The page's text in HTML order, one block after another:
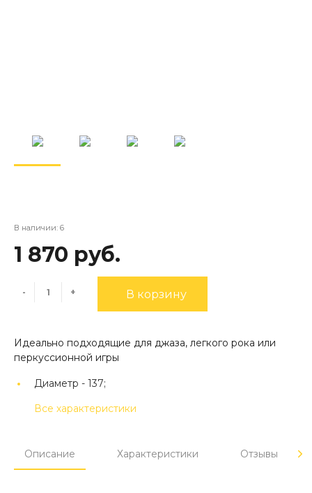
В наличии: 6
1 870 руб.
- + В корзину
Идеально подходящие для джаза, легкого рока или
перкуссионной игры
Диаметр - 137;
Все характеристики
Описание Характеристики Отзывы